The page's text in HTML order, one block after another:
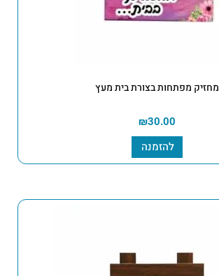
מחזיק מפתחות בצורת בית מעץ
₪30.00
להזמנה